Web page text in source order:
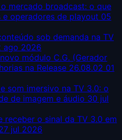
mercado broadcast: o que
e operadores de playout 05
sob demanda na TV
ago 2026
novo módulo C.G. (Gerador
na Release 26.08.02 01
som imersivo na TV 3.0: o
de imagem e áudio 30 jul
receber o sinal da TV 3.0 em
jul 2026